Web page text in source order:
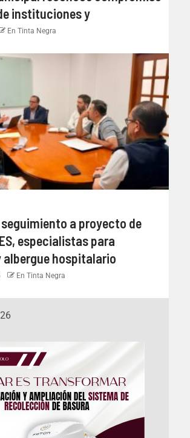
instituciones y
En Tinta Negra
a proyecto de
especialistas para
albergue hospitalario
En Tinta Negra